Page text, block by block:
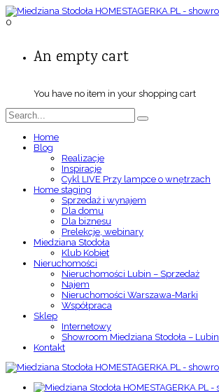
0
An empty cart
You have no item in your shopping cart
Home
Blog
Realizacje
Inspiracje
Cykl LIVE Przy lampce o wnętrzach
Home staging
Sprzedaż i wynajem
Dla domu
Dla biznesu
Prelekcje, webinary
Miedziana Stodoła
Klub Kobiet
Nieruchomości
Nieruchomości Lubin – Sprzedaż
Najem
Nieruchomości Warszawa-Marki
Współpraca
Sklep
Internetowy
Showroom Miedziana Stodoła – Lubin
Kontakt